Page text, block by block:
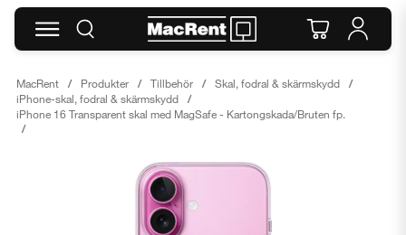
MacRent Produkter Tillbehör
Skal, fodral & skärmskydd
iPhone-skal, fodral & skärmskydd
iPhone 16 Transparent skal med MagSafe - Kartongskada/Bruten fp.